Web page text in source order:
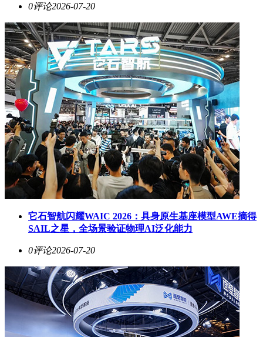
0评论2026-07-20
它石智航闪耀WAIC 2026：具身原生基座模型AWE摘得
SAIL之星，全场景验证物理AI泛化能力
0评论2026-07-20